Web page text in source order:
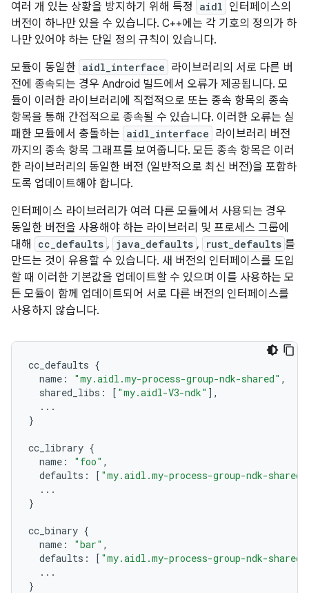
여러 개 있는 상황을 방지하기 위해 특정 aidl 인터페이스의
버전이 하나만 있을 수 있습니다. C++에는 각 기호의 정의가 하
나만 있어야 하는 단일 정의 규칙이 있습니다.
모듈이 동일한 aidl_interface 라이브러리의 서로 다른 버
전에 종속되는 경우 Android 빌드에서 오류가 제공됩니다. 모
듈이 이러한 라이브러리에 직접적으로 또는 종속 항목의 종속
항목을 통해 간접적으로 종속될 수 있습니다. 이러한 오류는 실
패한 모듈에서 충돌하는 aidl_interface 라이브러리 버전
까지의 종속 항목 그래프를 보여줍니다. 모든 종속 항목은 이러
한 라이브러리의 동일한 버전 (일반적으로 최신 버전)을 포함하
도록 업데이트해야 합니다.
인터페이스 라이브러리가 여러 다른 모듈에서 사용되는 경우
동일한 버전을 사용해야 하는 라이브러리 및 프로세스 그룹에
대해
cc_defaults , java_defaults , rust_defaults 를
만드는 것이 유용할 수 있습니다. 새 버전의 인터페이스를 도입
할 때 이러한 기본값을 업데이트할 수 있으며 이를 사용하는 모
든 모듈이 함께 업데이트되어 서로 다른 버전의 인터페이스를
사용하지 않습니다.
cc_defaults {
name : "my.aidl.my-process-group-ndk-shared" ,
shared_libs : [ "my.aidl-V3-ndk" ],
...
}
cc_library {
name : "foo" ,
defaults : [ "my.aidl.my-process-group-ndk-shared"
...
}
cc_binary {
name : "bar" ,
defaults : [ "my.aidl.my-process-group-ndk-shared"
...
}